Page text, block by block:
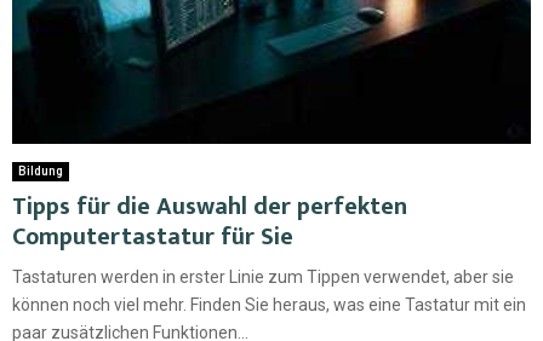
Bildung
Tipps für die Auswahl der perfekten
Computertastatur für Sie
Tastaturen werden in erster Linie zum Tippen verwendet, aber sie
können noch viel mehr. Finden Sie heraus, was eine Tastatur mit ein
paar zusätzlichen Funktionen...